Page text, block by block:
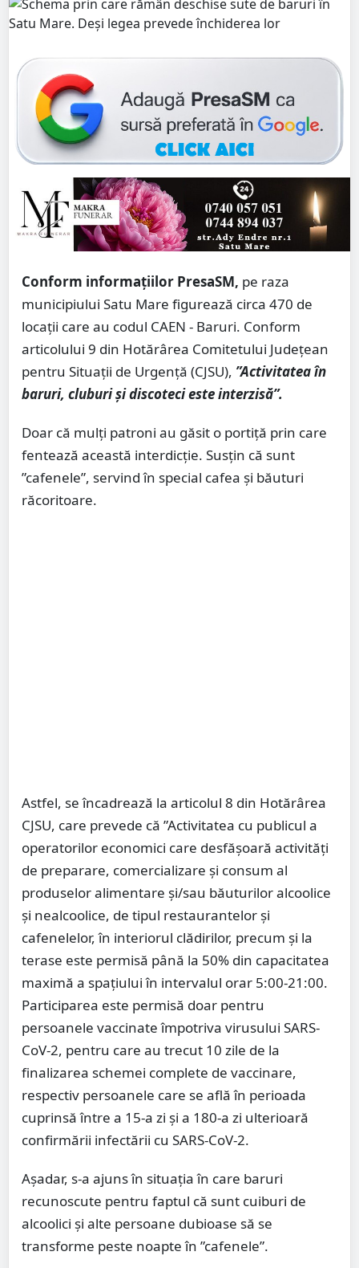
Conform informațiilor PresaSM, pe raza
municipiului Satu Mare figurează circa 470 de
locații care au codul CAEN - Baruri. Conform
articolului 9 din Hotărârea Comitetului Județean
pentru Situații de Urgență (CJSU), ”Activitatea în
baruri, cluburi și discoteci este interzisă”.
Doar că mulți patroni au găsit o portiță prin care
fentează această interdicție. Susțin că sunt
”cafenele”, servind în special cafea și băuturi
răcoritoare.
Astfel, se încadrează la articolul 8 din Hotărârea
CJSU, care prevede că ”Activitatea cu publicul a
operatorilor economici care desfășoară activităţi
de preparare, comercializare şi consum al
produselor alimentare şi/sau băuturilor alcoolice
şi nealcoolice, de tipul restaurantelor şi
cafenelelor, în interiorul clădirilor, precum și la
terase este permisă până la 50% din capacitatea
maximă a spaţiului în intervalul orar 5:00-21:00.
Participarea este permisă doar pentru
persoanele vaccinate împotriva virusului SARS-
CoV-2, pentru care au trecut 10 zile de la
finalizarea schemei complete de vaccinare,
respectiv persoanele care se află în perioada
cuprinsă între a 15-a zi și a 180-a zi ulterioară
confirmării infectării cu SARS-CoV-2.
Așadar, s-a ajuns în situația în care baruri
recunoscute pentru faptul că sunt cuiburi de
alcoolici și alte persoane dubioase să se
transforme peste noapte în ”cafenele”.